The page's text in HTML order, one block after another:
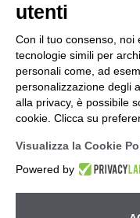
utenti
Con il tuo consenso, noi
tecnologie simili per
personali come, ad
personalizzazione degli
alla privacy, è possibile
cookie. Clicca su
Visualizza la Cookie
Powered by